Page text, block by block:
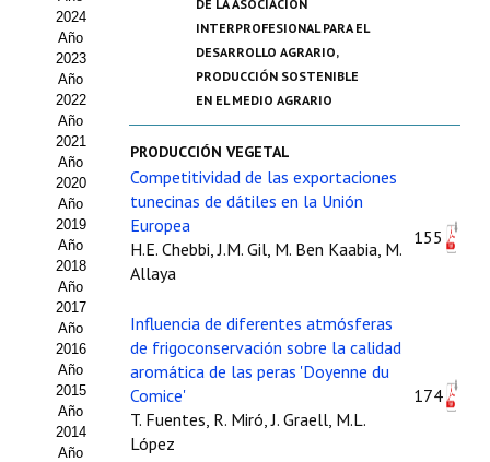
Hacerse socio
Noticias
Galería de Fotos
Web AIDA 2.0
REVISTA ITEA
Presentación ITEA
Equipo Editorial
Leer revista ITEA
Directrices para autores/as
Políticas Editoriales
2024
Año
2023
Año
2022
Año
2021
Año
2020
Año
2019
Año
2018
Año
2017
Año
2016
Año
2015
Año
2014
Año
DE LA ASOCIACIÓN
INTERPROFESIONAL PARA EL
DESARROLLO AGRARIO,
PRODUCCIÓN SOSTENIBLE
EN EL MEDIO AGRARIO
PRODUCCIÓN VEGETAL
Competitividad de las exportaciones
tunecinas de dátiles en la Unión
Europea
H.E. Chebbi, J.M. Gil, M. Ben Kaabia, M.
Allaya
155
Influencia de diferentes atmósferas
de frigoconservación sobre la calidad
aromática de las peras 'Doyenne du
Comice'
T. Fuentes, R. Miró, J. Graell, M.L.
López
174